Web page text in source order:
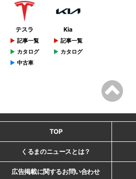
テスラ
記事一覧
カタログ
中古車
Kia
記事一覧
カタログ
TOP
くるまのニュースとは？
広告掲載に関するお問い合わせ